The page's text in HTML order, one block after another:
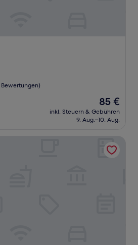
Der
Preis
beträgt
85 €
inkl. Steuern & Gebühren
9. Aug.–10. Aug.